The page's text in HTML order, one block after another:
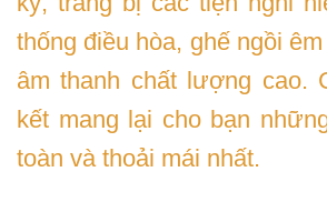
thống điều hòa, ghế ngồi
âm thanh chất lượng cao.
kết mang lại cho bạn
toàn và thoải mái nhất.